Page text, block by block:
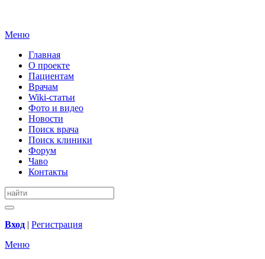
Меню
Главная
О проекте
Пациентам
Врачам
Wiki-статьи
Фото и видео
Новости
Поиск врача
Поиск клиники
Форум
Чаво
Контакты
Вход | Регистрация
Меню